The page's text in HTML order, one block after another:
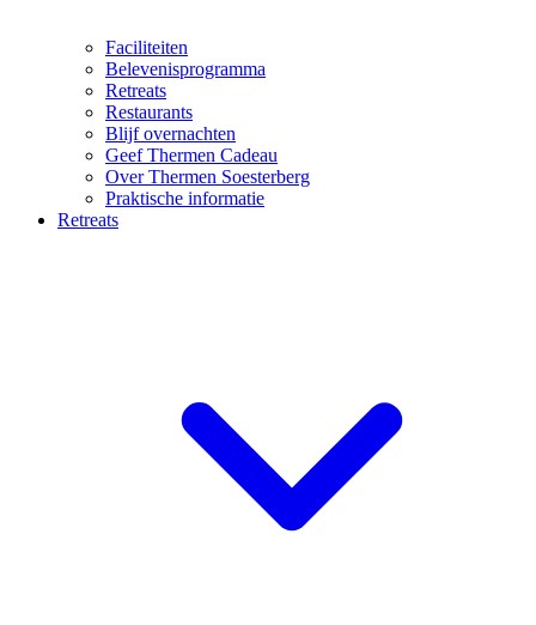
Faciliteiten
Belevenisprogramma
Retreats
Restaurants
Blijf overnachten
Geef Thermen Cadeau
Over Thermen Soesterberg
Praktische informatie
Retreats